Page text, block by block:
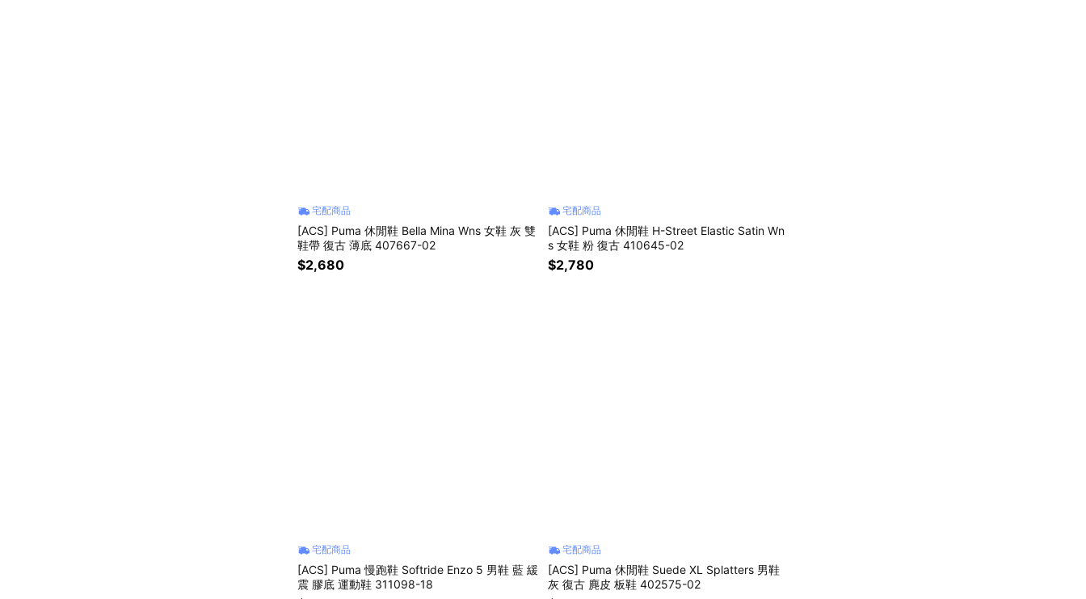
宅配商品
[ACS] Puma 休閒鞋 Bella Mina Wns 女鞋 灰 雙
鞋帶 復古 薄底 407667-02
$2,680
宅配商品
[ACS] Puma 休閒鞋 H-Street Elastic Satin Wn
s 女鞋 粉 復古 410645-02
$2,780
宅配商品
[ACS] Puma 慢跑鞋 Softride Enzo 5 男鞋 藍 緩
震 膠底 運動鞋 311098-18
宅配商品
[ACS] Puma 休閒鞋 Suede XL Splatters 男鞋
灰 復古 麂皮 板鞋 402575-02